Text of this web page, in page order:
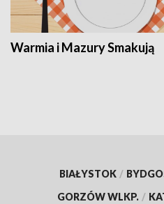
Warmia i Mazury Smakują
BIAŁYSTOK /
GORZÓW WLKP. /